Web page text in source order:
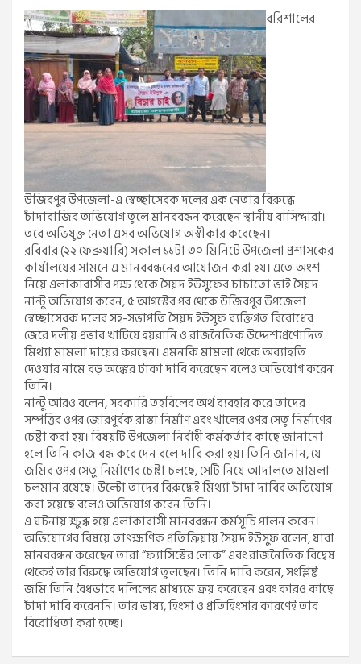
বরিশালের
উজিরপুর উপজেলা-এ স্বেচ্ছাসেবক দলের এক নেতার বিরুদ্ধে
চাঁদাবাজির অভিযোগ তুলে মানববন্ধন করেছেন স্থানীয় বাসিন্দারা।
তবে অভিযুক্ত নেতা এসব অভিযোগ অস্বীকার করেছেন।
রবিবার (২২ ফেব্রুয়ারি) সকাল ১১টা ৩০ মিনিটে উপজেলা প্রশাসকের
কার্যালয়ের সামনে এ মানববন্ধনের আয়োজন করা হয়। এতে অংশ
নিয়ে এলাকাবাসীর পক্ষ থেকে সৈয়দ ইউসুফের চাচাতো ভাই সৈয়দ
নান্টু অভিযোগ করেন, ৫ আগস্টের পর থেকে উজিরপুর উপজেলা
স্বেচ্ছাসেবক দলের সহ-সভাপতি সৈয়দ ইউসুফ ব্যক্তিগত বিরোধের
জেরে দলীয় প্রভাব খাটিয়ে হয়রানি ও রাজনৈতিক উদ্দেশ্যপ্রণোদিত
মিথ্যা মামলা দায়ের করছেন। এমনকি মামলা থেকে অব্যাহতি
দেওয়ার নামে বড় অঙ্কের টাকা দাবি করেছেন বলেও অভিযোগ করেন
তিনি।
নান্টু আরও বলেন, সরকারি তহবিলের অর্থ ব্যবহার করে তাদের
সম্পত্তির ওপর জোরপূর্বক রাস্তা নির্মাণ এবং খালের ওপর সেতু নির্মাণের
চেষ্টা করা হয়। বিষয়টি উপজেলা নির্বাহী কর্মকর্তার কাছে জানানো
হলে তিনি কাজ বন্ধ করে দেন বলে দাবি করা হয়। তিনি জানান, যে
জমির ওপর সেতু নির্মাণের চেষ্টা চলছে, সেটি নিয়ে আদালতে মামলা
চলমান রয়েছে। উল্টো তাদের বিরুদ্ধেই মিথ্যা চাঁদা দাবির অভিযোগ
করা হয়েছে বলেও অভিযোগ করেন তিনি।
এ ঘটনায় ক্ষুব্ধ হয়ে এলাকাবাসী মানববন্ধন কর্মসূচি পালন করেন।
অভিযোগের বিষয়ে তাৎক্ষণিক প্রতিক্রিয়ায় সৈয়দ ইউসুফ বলেন, যারা
মানববন্ধন করেছেন তারা “ফ্যাসিস্টের লোক” এবং রাজনৈতিক বিদ্বেষ
থেকেই তার বিরুদ্ধে অভিযোগ তুলছেন। তিনি দাবি করেন, সংশ্লিষ্ট
জমি তিনি বৈধভাবে দলিলের মাধ্যমে ক্রয় করেছেন এবং কারও কাছে
চাঁদা দাবি করেননি। তার ভাষ্য, হিংসা ও প্রতিহিংসার কারণেই তার
বিরোধিতা করা হচ্ছে।